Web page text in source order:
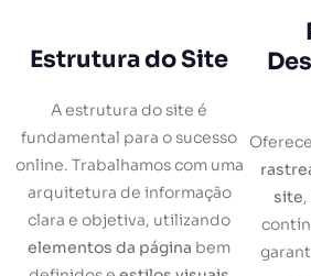
Estrutura do Site
A estrutura do site é
fundamental para o sucesso
online. Trabalhamos com uma
arquitetura de informação
clara e objetiva, utilizando
elementos da página bem
site